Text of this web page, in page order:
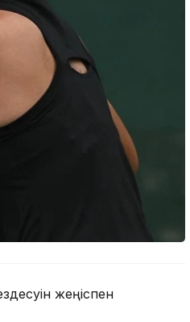
жеңіспен